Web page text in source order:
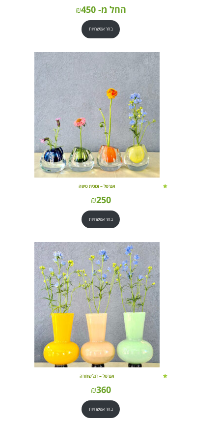
החל מ- ₪450
בחר אפשרויות
אגרטל – זכוכית טיפה
₪250
בחר אפשרויות
אגרטל – רגל שחורה
₪360
בחר אפשרויות